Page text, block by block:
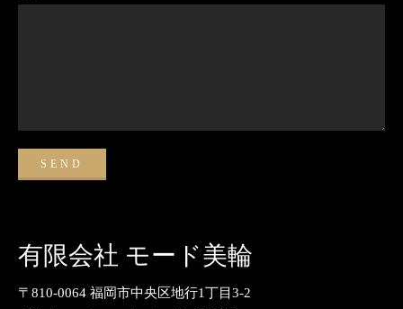
有限会社 モード美輪
〒810-0064 福岡市中央区地行1丁目3-2